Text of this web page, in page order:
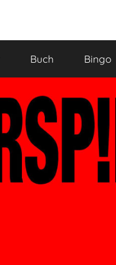
Buch Bingo